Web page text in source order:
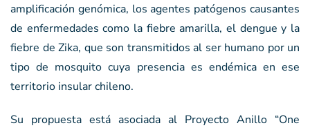
amplificación genómica, los agentes patógenos causantes
de enfermedades como la fiebre amarilla, el dengue y la
fiebre de Zika, que son transmitidos al ser humano por un
tipo de mosquito cuya presencia es endémica en ese
territorio insular chileno.
Su propuesta está asociada al Proyecto Anillo “One